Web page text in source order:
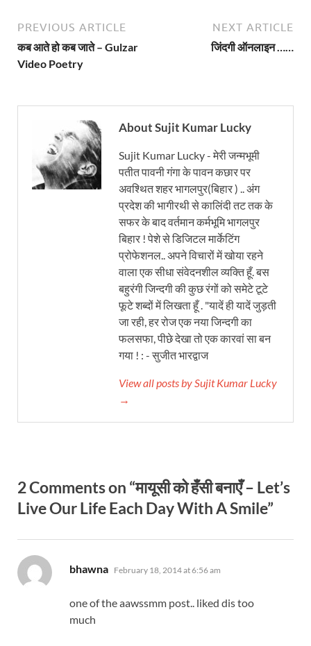
PREVIOUS ARTICLE
कब आते हो कब जाते – Gulzar
Video Poetry
NEXT ARTICLE
जिंदगी ऑनलाइन ……
About Sujit Kumar Lucky
Sujit Kumar Lucky - मेरी जन्मभूमी
पतीत पावनी गंगा के पावन कछार पर
अवश्थित शहर भागलपुर(बिहार ) .. अंग
प्रदेश की भागीरथी से कालिंदी तट तक के
सफर के बाद वर्तमान कर्मभूमि भागलपुर
बिहार ! पेशे से डिजिटल मार्केटिंग
प्रोफेशनल.. अपने विचारों में खोया रहने
वाला एक सीधा संवेदनशील व्यक्ति हूँ. बस
बहुरंगी जिन्दगी की कुछ रंगों को समेटे टूटे
फूटे शब्दों में लिखता हूँ . "यादें ही यादें जुड़ती
जा रही, हर रोज एक नया जिन्दगी का
फलसफा, पीछे देखा तो एक कारवां सा बन
गया ! : - सुजीत भारद्वाज
View all posts by Sujit Kumar Lucky
→
2 Comments on “मायूसी को हँसी बनाएँ – Let’s
Live Our Life Each Day With A Smile”
bhawna says:
February 18, 2014 at 6:56 am
one of the aawssmm post.. liked dis too
much